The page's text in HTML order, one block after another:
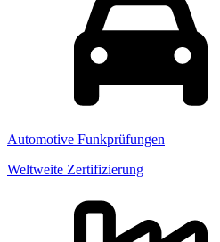
Automotive Funkprüfungen
Weltweite Zertifizierung